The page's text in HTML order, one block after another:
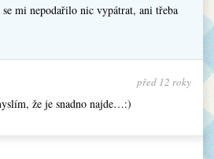
mi nepodařilo nic vypátrat, ani třeba
před 12 roky
že je snadno najde…:)